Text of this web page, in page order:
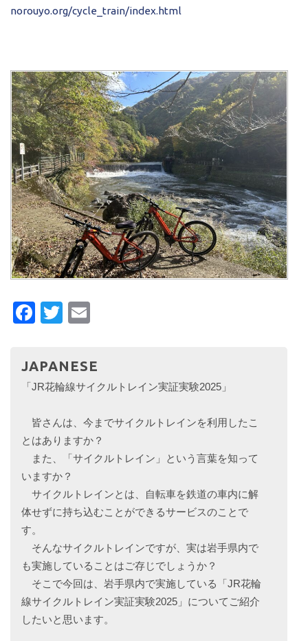
norouyo.org/cycle_train/index.html
Facebook
Twitter
JAPANESE
「JR花輪線サイクルトレイン実証実験2025」
皆さんは、今までサイクルトレインを利用したこ
とはありますか？
また、「サイクルトレイン」という言葉を知って
いますか？
サイクルトレインとは、自転車を鉄道の車内に解
体せずに持ち込むことができるサービスのことで
す。
そんなサイクルトレインですが、実は岩手県内で
も実施していることはご存じでしょうか？
そこで今回は、岩手県内で実施している「JR花輪
線サイクルトレイン実証実験2025」についてご紹介
したいと思います。